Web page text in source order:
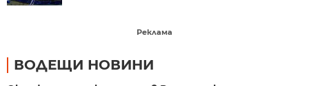
Реклама
ВОДЕЩИ НОВИНИ